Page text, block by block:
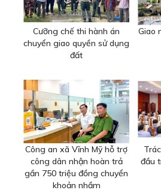
Cưỡng chế thi hành án
chuyển giao quyền sử dụng
đất
Giao
Công an xã Vĩnh Mỹ hỗ trợ
công dân nhận hoàn trả
gần 750 triệu đồng chuyển
khoản nhầm
đầu